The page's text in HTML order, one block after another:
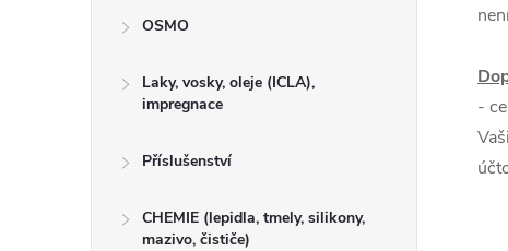
OSMO
Laky, vosky, oleje (ICLA),
impregnace
Příslušenství
CHEMIE (lepidla, tmely, silikony,
mazivo, čističe)
-